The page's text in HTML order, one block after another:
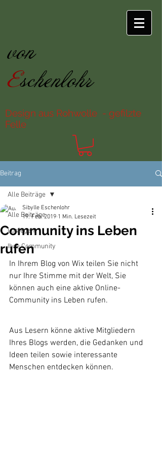
von
Eschenlohr
Design aus Rohwolle - gefilzte
Felle
Beitrag
Alle Beiträge
Loslegen
Ihre Community
Alle Beiträge
Community ins Leben
rufen
Sibylle Eschenlohr
19. Feb. 2019 1 Min. Lesezeit
In Ihrem Blog von Wix teilen Sie nicht
nur Ihre Stimme mit der Welt, Sie
können auch eine aktive Online-
Community ins Leben rufen.
Aus Lesern könne aktive Mitgliedern
Ihres Blogs werden, die Gedanken und
Ideen teilen sowie interessante
Menschen entdecken können.